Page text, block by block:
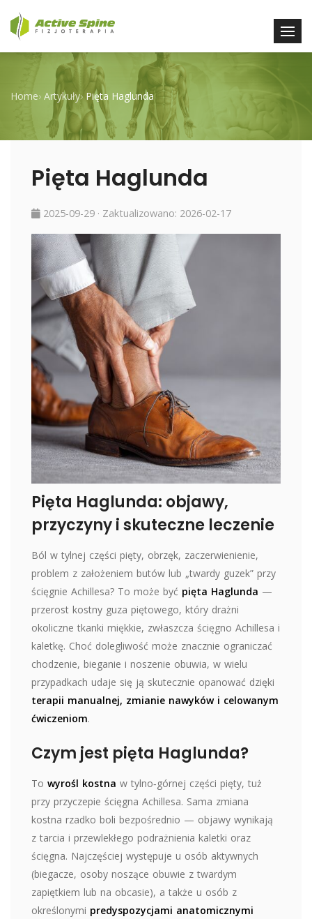
Home› Artykuły› Pięta Haglunda
Pięta Haglunda
2025-09-29 · Zaktualizowano: 2026-02-17
Pięta Haglunda: objawy,
przyczyny i skuteczne leczenie
Ból w tylnej części pięty, obrzęk, zaczerwienienie,
problem z założeniem butów lub „twardy guzek” przy
ścięgnie Achillesa? To może być pięta Haglunda —
przerost kostny guza piętowego, który drażni
okoliczne tkanki miękkie, zwłaszcza ścięgno Achillesa i
kaletkę. Choć dolegliwość może znacznie ograniczać
chodzenie, bieganie i noszenie obuwia, w wielu
przypadkach udaje się ją skutecznie opanować dzięki
terapii manualnej, zmianie nawyków i celowanym
ćwiczeniom.
Czym jest pięta Haglunda?
To wyrośl kostna w tylno‑górnej części pięty, tuż
przy przyczepie ścięgna Achillesa. Sama zmiana
kostna rzadko boli bezpośrednio — objawy wynikają
z tarcia i przewlekłego podrażnienia kaletki oraz
ścięgna. Najczęściej występuje u osób aktywnych
(biegacze, osoby noszące obuwie z twardym
zapiętkiem lub na obcasie), a także u osób z
określonymi predyspozycjami anatomicznymi